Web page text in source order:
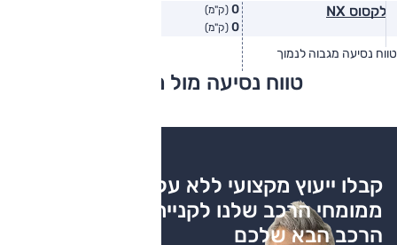
לקסוס NX 0 (ק"מ)
0 (ק"מ)
טווח נסיעה מגבוה לנמוך
טווח נסיעה מול מתחרים
קבלו ייעוץ מקצועי ללא עלות
ממומחי הרכב שלנו לקניית
הרכב הבא שלכם